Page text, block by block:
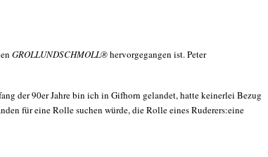
GROLLUNDSCHMOLL®hervorgegangen ist. Peter
der 90er Jahre bin ich in Gifhorn gelandet, hatte keinerlei Bezug
für eine Rolle suchen würde, die Rolle eines Ruderers:eine